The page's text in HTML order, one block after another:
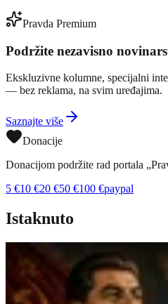
Pravda Premium
Podržite nezavisno
Ekskluzivne kolumne, specijalni
— bez reklama, na svim uređajima.
Saznajte više
Donacije
Donacijom podržite rad portala
5 €10 €20 €50 €100 €paypal
Istaknuto